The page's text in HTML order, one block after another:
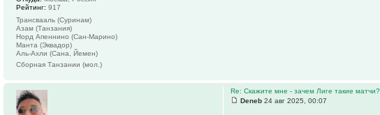
Рейтинг: 917
Трансвааль (Суринам)
Азам (Танзания)
Норд Апеннино (Сан-Марино)
Манта (Эквадор)
Аль-Ахли (Сана, Йемен)
Сборная Танзании (мол.)
Re: Скажите мне - зачем Лиге такие матчи?
Deneb 24 авг 2025, 00:07